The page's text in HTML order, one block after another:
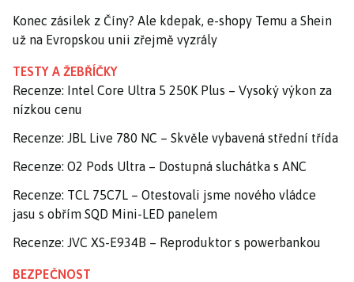
Konec zásilek z Číny? Ale kdepak, e-shopy Temu a Shein
už na Evropskou unii zřejmě vyzrály
TESTY A ŽEBŘÍČKY
Recenze: Intel Core Ultra 5 250K Plus – Vysoký výkon za
nízkou cenu
Recenze: JBL Live 780 NC – Skvěle vybavená střední třída
Recenze: O2 Pods Ultra – Dostupná sluchátka s ANC
Recenze: TCL 75C7L – Otestovali jsme nového vládce
jasu s obřím SQD Mini-LED panelem
Recenze: JVC XS-E934B – Reproduktor s powerbankou
BEZPEČNOST